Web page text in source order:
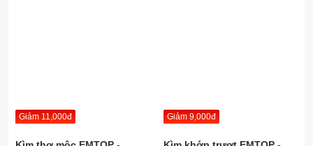
Giảm 11,000đ Giảm 9,000đ